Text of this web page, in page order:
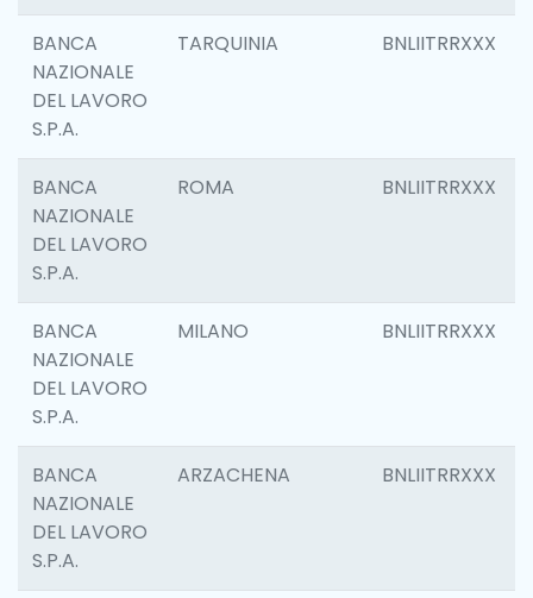
BANCA
NAZIONALE
DEL LAVORO
S.P.A.
TARQUINIA BNLIITRRXXX
BANCA
NAZIONALE
DEL LAVORO
S.P.A.
ROMA BNLIITRRXXX
BANCA
NAZIONALE
DEL LAVORO
S.P.A.
MILANO BNLIITRRXXX
BANCA
NAZIONALE
DEL LAVORO
S.P.A.
ARZACHENA BNLIITRRXXX